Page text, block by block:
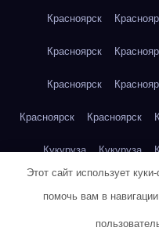
Красноярск
Красноярск
Красноярск
Красноярск Красноярск
Кукуруза Кукуруза
Этот сайт использует
помочь вам в